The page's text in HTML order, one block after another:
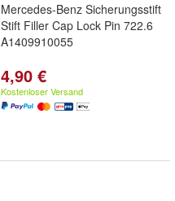
Mercedes-Benz Sicherungsstift
Stift Filler Cap Lock Pin 722.6
A1409910055
4,90 €
Kostenloser Versand